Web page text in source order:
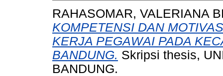
RAHASOMAR, VALERIANA
KOMPETENSI DAN
KERJA PEGAWAI PADA
BANDUNG. Skripsi thesis,
BANDUNG.